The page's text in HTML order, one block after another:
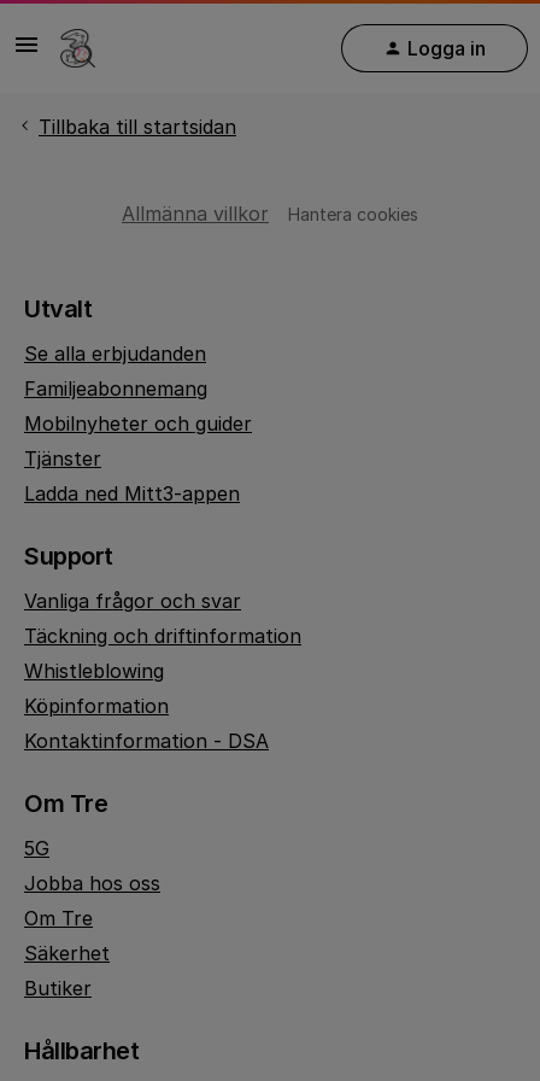
Logga in
Tillbaka till startsidan
Allmänna villkor Hantera cookies
Utvalt
Se alla erbjudanden
Familjeabonnemang
Mobilnyheter och guider
Tjänster
Ladda ned Mitt3-appen
Support
Vanliga frågor och svar
Täckning och driftinformation
Whistleblowing
Köpinformation
Kontaktinformation - DSA
Om Tre
5G
Jobba hos oss
Om Tre
Säkerhet
Butiker
Hållbarhet